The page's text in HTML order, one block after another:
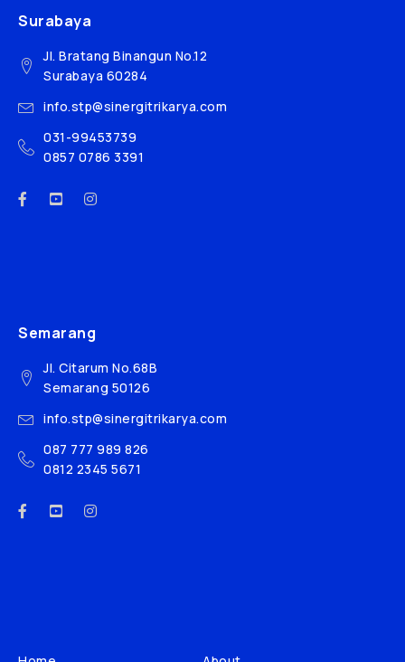
Surabaya
Jl. Bratang Binangun No.12
Surabaya 60284
info.stp@sinergitrikarya.com
031-99453739
0857 0786 3391
Semarang
Jl. Citarum No.68B
Semarang 50126
info.stp@sinergitrikarya.com
087 777 989 826
0812 2345 5671